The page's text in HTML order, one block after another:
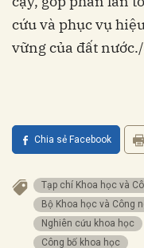
cứu và phục vụ
vững của đất
Chia sẻ Facebook
Tạp chí Khoa học và
Bộ Khoa học và Công
Nghiên cứu khoa học
Công bố khoa học